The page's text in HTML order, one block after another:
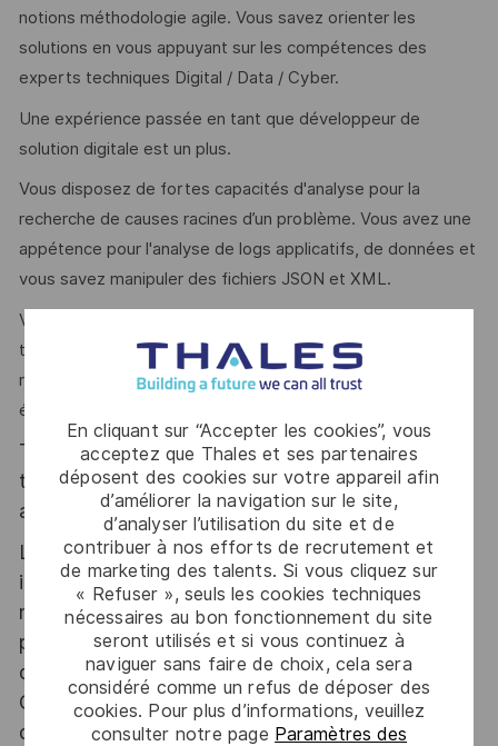
En cliquant sur “Accepter les cookies”, vous
acceptez que Thales et ses partenaires
déposent des cookies sur votre appareil afin
d’améliorer la navigation sur le site,
d’analyser l’utilisation du site et de
contribuer à nos efforts de recrutement et
de marketing des talents. Si vous cliquez sur
« Refuser », seuls les cookies techniques
nécessaires au bon fonctionnement du site
seront utilisés et si vous continuez à
naviguer sans faire de choix, cela sera
considéré comme un refus de déposer des
cookies. Pour plus d’informations, veuillez
consulter notre page Paramètres des
notions méthodologie agile. Vous savez orienter les
solutions en vous appuyant sur les compétences des
experts techniques Digital / Data / Cyber.
Une expérience passée en tant que développeur de
solution digitale est un plus.
Vous disposez de fortes capacités d'analyse pour la
recherche de causes racines d’un problème. Vous avez une
appétence pour l'analyse de logs applicatifs, de données et
vous savez manipuler des fichiers JSON et XML.
Vous faites preuve d’une grande autonomie et vous savez
travailler avec des équipes à distances. Vous avez un bon
relationnel, vous savez communiquer sur vos travaux en
étant synthétique.
Thales, entreprise Handi-Engagée, reconnait
tous les talents. La diversité est notre meilleur
atout. Postulez et rejoignez nous !
Le poste pouvant nécessiter d'accéder à des
informations relevant du secret de la défense
nationale, la personne retenue fera l'objet d'une
procédure d’habilitation, conformément aux
dispositions des articles R.2311-1 et suivants du
Code de la défense et de l’IGI 1300 SGDSN/PSE
du 09 août 2021.